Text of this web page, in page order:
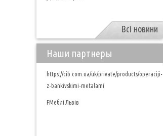
Всі новини
Наши партнеры
https://cib.com.ua/uk/private/products/operaciji-
z-bankivskimi-metalami
FМеблі Львів